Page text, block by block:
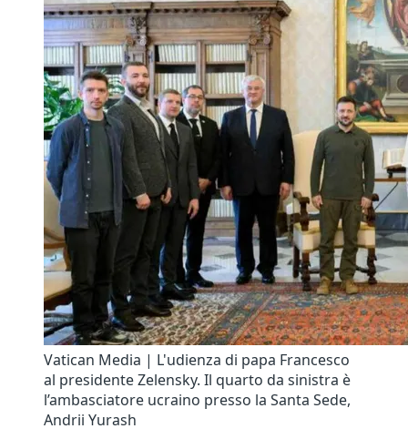
Vatican Media | L'udienza di papa Francesco
al presidente Zelensky. Il quarto da sinistra è
l’ambasciatore ucraino presso la Santa Sede,
Andrii Yurash